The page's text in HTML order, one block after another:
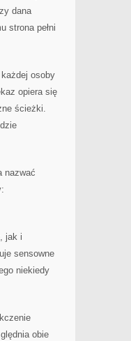
dana
strona pełni
osoby
opiera się
ścieżki.
nazwać
jak i
sensowne
niekiedy
obie